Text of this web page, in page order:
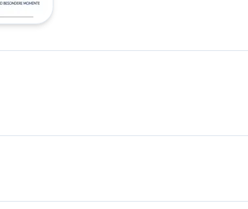
شیرازهامبورگ خلاصه کوتاه 📍 رستوران